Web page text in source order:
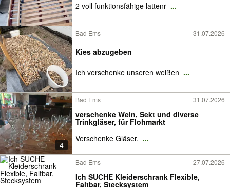
2 voll funktionsfähige lattenr ...
Bad Ems 31.07.2026
Kies abzugeben
Ich verschenke unseren weißen ...
4
Bad Ems 31.07.2026
verschenke Wein, Sekt und diverse
Trinkgläser, für Flohmarkt
Verschenke Gläser. ...
Bad Ems 27.07.2026
Ich SUCHE Kleiderschrank Flexible,
Faltbar, Stecksystem